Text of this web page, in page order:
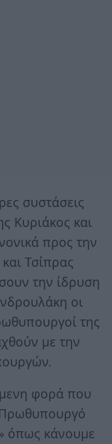
συστάσεις
Κυριάκος και
προς την
Τσίπρας
την ίδρυση
οι
της
με την
φορά που
όπως κάνουμε